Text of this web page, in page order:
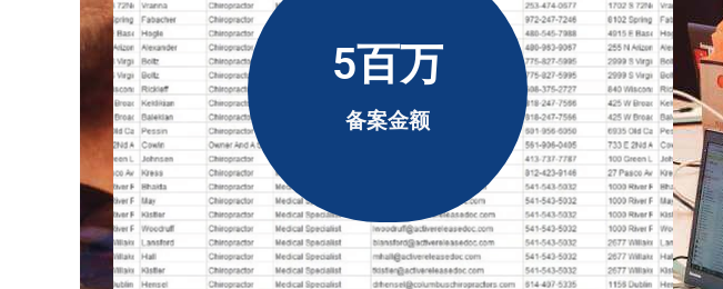
5百万
备案金额